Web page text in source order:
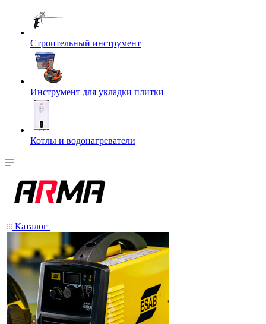
Строительный инструмент
Инструмент для укладки плитки
Котлы и водонагреватели
Каталог